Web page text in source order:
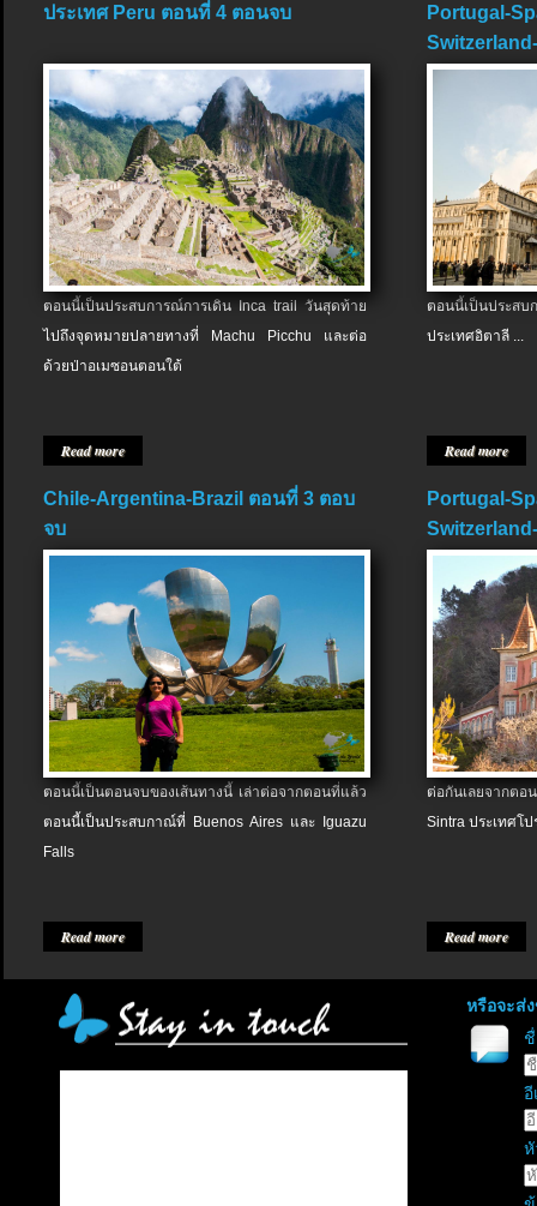
ประเทศ Peru ตอนที่ 4 ตอนจบ
ตอนนี้เป็นประสบการณ์การเดิน Inca trail วันสุดท้าย
ไปถึงจุดหมายปลายทางที่ Machu Picchu และต่อ
ด้วยป่าอเมซอนตอนใต้
Read more
Portugal-
ตอนนี้เป็นประส
ประเทศอิตาลี ...
Read more
Chile-Argentina-Brazil ตอนที่ 3 ตอบ
จบ
ตอนนี้เป็นตอนจบของเส้นทางนี้ เล่าต่อจากตอนที่แล้ว
ตอนนี้เป็นประสบกาณ์ที่ Buenos Aires และ Iguazu
Falls
Read more
Portugal-
ต่อกันเลยจากต
Sintra ประเทศโป
Read more
หรือจะส่
อี
หั